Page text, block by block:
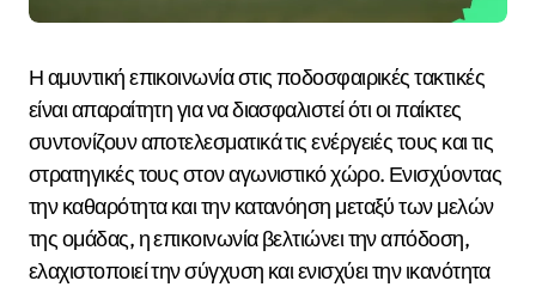
Η αμυντική επικοινωνία στις ποδοσφαιρικές τακτικές
είναι απαραίτητη για να διασφαλιστεί ότι οι παίκτες
συντονίζουν αποτελεσματικά τις ενέργειές τους και τις
στρατηγικές τους στον αγωνιστικό χώρο. Ενισχύοντας
την καθαρότητα και την κατανόηση μεταξύ των μελών
της ομάδας, η επικοινωνία βελτιώνει την απόδοση,
ελαχιστοποιεί την σύγχυση και ενισχύει την ικανότητα